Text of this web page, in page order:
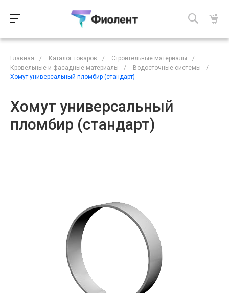
Главная / Каталог товаров / Строительные материалы
/
Кровельные и фасадные материалы
/ Водосточные системы
/
Хомут универсальный пломбир (стандарт)
Хомут универсальный
пломбир (стандарт)